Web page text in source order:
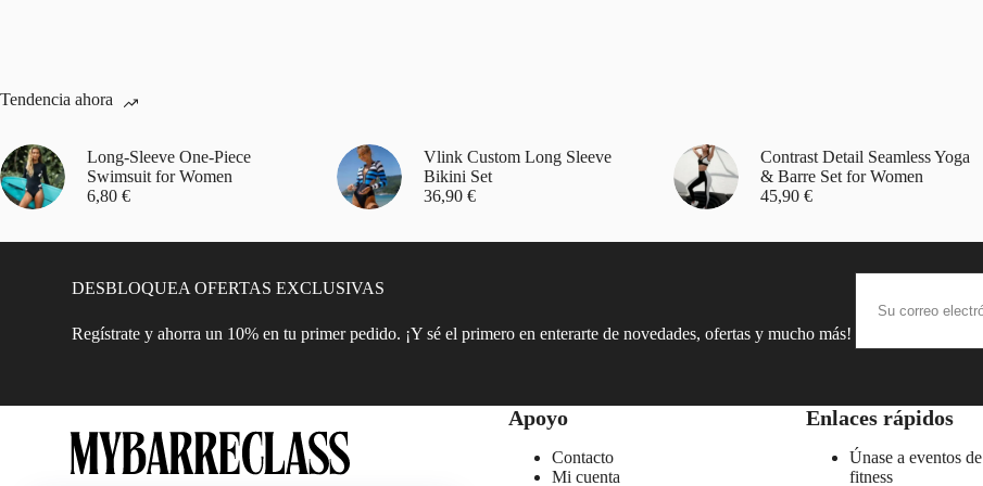
Tendencia ahora
Long-Sleeve One-Piece
Swimsuit for Women
6,80 €
Vlink Custom Long Sleeve
Bikini Set
36,90 €
Contrast Detail Seamless Yoga
& Barre Set for Women
45,90 €
DESBLOQUEA OFERTAS EXCLUSIVAS
Regístrate y ahorra un 10% en tu primer pedido. ¡Y sé el primero en enterarte de novedades, ofertas y mucho más!
Apoyo
Contacto
Mi cuenta
Enlaces rápidos
Únase a eventos de
fitness